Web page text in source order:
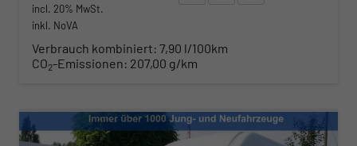
incl. 20% MwSt.
inkl. NoVA
Verbrauch kombiniert: 7,90 l/100km
CO2-Emissionen: 207,00 g/km